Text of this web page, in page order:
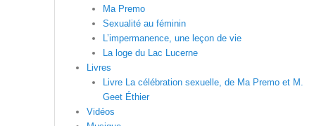
Ma Premo
Sexualité au féminin
L’impermanence, une leçon de vie
La loge du Lac Lucerne
Livres
Livre La célébration sexuelle, de Ma Premo et M.
Geet Éthier
Vidéos